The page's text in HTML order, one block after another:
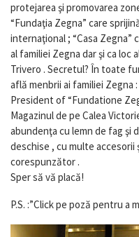
protejarea şi promovarea
“Fundaţia Zegna” care
internaţional ; “Casa Zegna”
al familiei Zegna dar şi ca
Trivero . Secretul? În toate
află menbrii ai familiei Zegna
President of “Fundatione
Magazinul de pe Calea
abundenţa cu lemn de fag şi
deschise , cu multe accesorii
corespunzător .
Sper să vă placă!
P.S. :”Click pe poză pentru a